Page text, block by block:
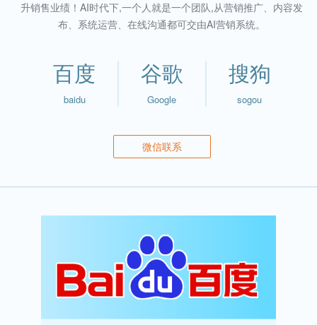
升销售业绩！AI时代下,一个人就是一个团队,从营销推广、内容发
布、系统运营、在线沟通都可交由AI营销系统。
百度
baidu
谷歌
Google
搜狗
sogou
微信联系